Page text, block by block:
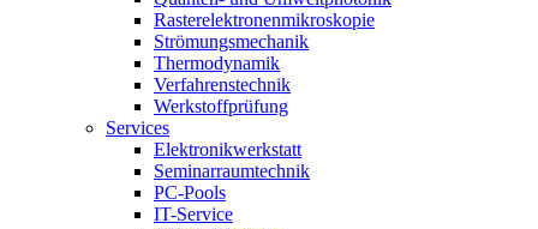
Rasterelektronenmikroskopie
Strömungsmechanik
Thermodynamik
Verfahrenstechnik
Werkstoffprüfung
Services
Elektronikwerkstatt
Seminarraumtechnik
PC-Pools
IT-Service